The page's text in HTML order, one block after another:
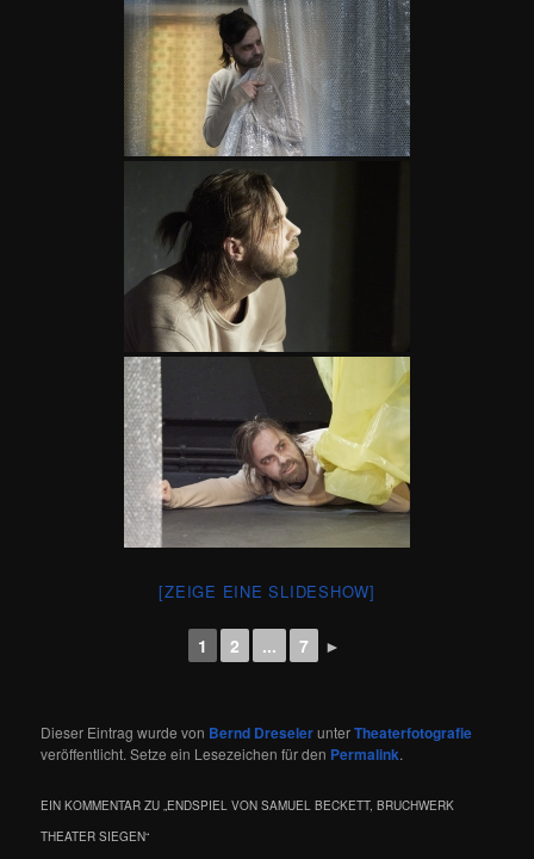
[ZEIGE EINE SLIDESHOW]
1 2 ... 7 ►
Dieser Eintrag wurde von Bernd DreselerunterTheaterfotografie
veröffentlicht. Setze ein Lesezeichen für den Permalink.
EIN KOMMENTAR ZU „ENDSPIEL VON SAMUEL BECKETT, BRUCHWERK
THEATER SIEGEN“